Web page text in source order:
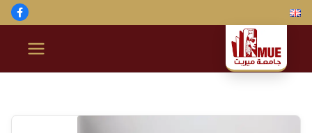
تخطى
إلى
المحتوى
ج
ا